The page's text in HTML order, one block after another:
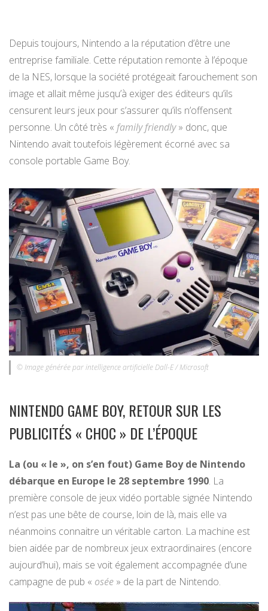
Depuis toujours, Nintendo a la réputation d’être une
entreprise familiale. Cette réputation remonte à l’époque
de la NES, lorsque la société protégeait farouchement son
image et allait même jusqu’à exiger des éditeurs qu’ils
censurent leurs jeux pour s’assurer qu’ils n’offensent
personne. Un côté très « family friendly» donc, que
Nintendo avait toutefois légèrement écorné avec sa
console portable Game Boy.
© Image générée par intelligence artificielle Dall-E / Microsoft
NINTENDO GAME BOY, RETOUR SUR LES
PUBLICITÉS « CHOC » DE L’ÉPOQUE
La (ou « le », on s’en fout) Game Boy de Nintendo
débarque en Europe le 28 septembre 1990. La
première console de jeux vidéo portable signée Nintendo
n’est pas une bête de course, loin de là, mais elle va
néanmoins connaitre un véritable carton. La machine est
bien aidée par de nombreux jeux extraordinaires (encore
aujourd’hui), mais se voit également accompagnée d’une
campagne de pub « osée » de la part de Nintendo.